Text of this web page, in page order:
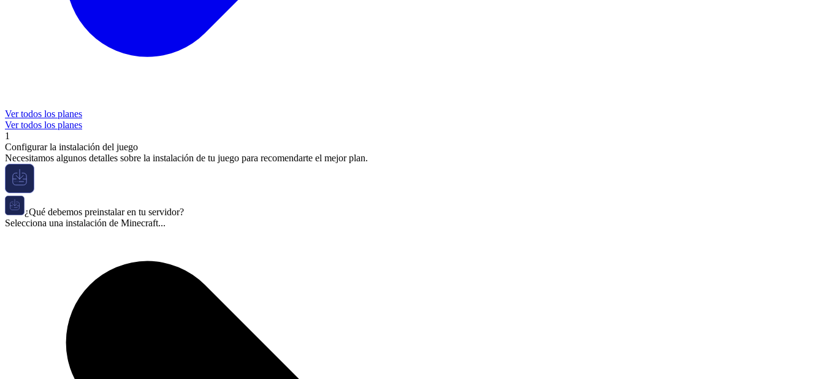
Ver todos los planes
Ver todos los planes
1
Configurar la instalación del juego
Necesitamos algunos detalles sobre la instalación de tu juego para recomendarte el mejor plan.
¿Qué debemos preinstalar en tu servidor?
Selecciona una instalación de Minecraft...